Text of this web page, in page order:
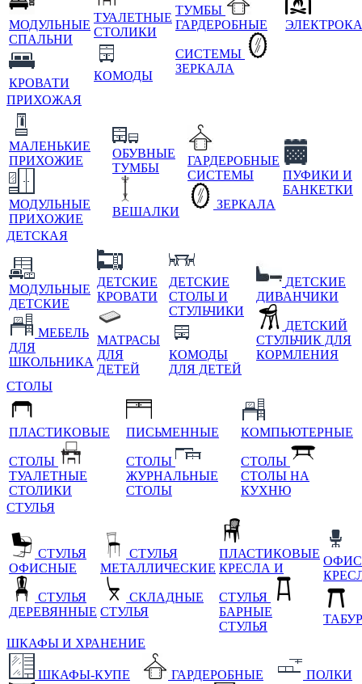
МОДУЛЬНЫЕ
СПАЛЬНИ
КРОВАТИ
ТУАЛЕТНЫЕ
СТОЛИКИ
КОМОДЫ
ТУМБЫ
ГАРДЕРОБНЫЕ
СИСТЕМЫ
ЗЕРКАЛА
ПРИХОЖАЯ
МАЛЕНЬКИЕ
ПРИХОЖИЕ
МОДУЛЬНЫЕ
ПРИХОЖИЕ
ОБУВНЫЕ
ТУМБЫ
ВЕШАЛКИ
ГАРДЕРОБНЫЕ
СИСТЕМЫ
ЗЕРКАЛА
ПУФИКИ И
БАНКЕТКИ
ДЕТСКАЯ
МОДУЛЬНЫЕ
ДЕТСКИЕ
МЕБЕЛЬ
ДЛЯ
ШКОЛЬНИКА
ДЕТСКИЕ
КРОВАТИ
МАТРАСЫ
ДЛЯ
ДЕТЕЙ
ДЕТСКИЕ
СТОЛЫ И
СТУЛЬЧИКИ
КОМОДЫ
ДЛЯ ДЕТЕЙ
ДЕТСКИЕ
ДИВАНЧИКИ
ДЕТСКИЙ
СТУЛЬЧИК ДЛЯ
КОРМЛЕНИЯ
СТОЛЫ
ПЛАСТИКОВЫЕ
СТОЛЫ
ТУАЛЕТНЫЕ
СТОЛИКИ
ПИСЬМЕННЫЕ
СТОЛЫ
ЖУРНАЛЬНЫЕ
СТОЛЫ
КОМПЬЮТЕРНЫЕ
СТОЛЫ
СТОЛЫ НА
КУХНЮ
СТУЛЬЯ
СТУЛЬЯ
ОФИСНЫЕ
СТУЛЬЯ
ДЕРЕВЯННЫЕ
СТУЛЬЯ
МЕТАЛЛИЧЕСКИЕ
СКЛАДНЫЕ
СТУЛЬЯ
ПЛАСТИКОВЫЕ
КРЕСЛА И
СТУЛЬЯ
БАРНЫЕ
СТУЛЬЯ
ШКАФЫ И ХРАНЕНИЕ
ШКАФЫ-КУПЕ ГАРДЕРОБНЫЕ ПОЛКИ